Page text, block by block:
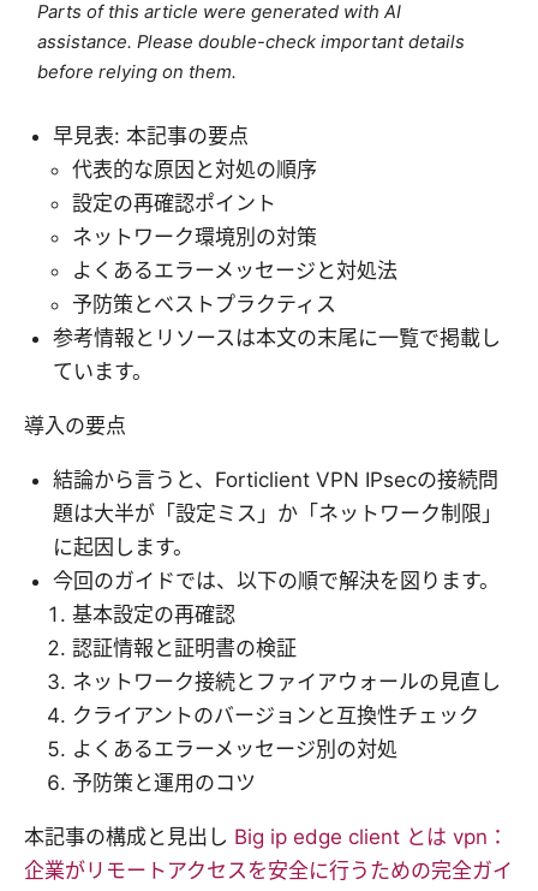
Parts of this article were generated with AI
assistance. Please double-check important details
before relying on them.
早見表: 本記事の要点
代表的な原因と対処の順序
設定の再確認ポイント
ネットワーク環境別の対策
よくあるエラーメッセージと対処法
予防策とベストプラクティス
参考情報とリソースは本文の末尾に一覧で掲載し
ています。
導入の要点
結論から言うと、Forticlient VPN IPsecの接続問
題は大半が「設定ミス」か「ネットワーク制限」
に起因します。
今回のガイドでは、以下の順で解決を図ります。
基本設定の再確認
認証情報と証明書の検証
ネットワーク接続とファイアウォールの見直し
クライアントのバージョンと互換性チェック
よくあるエラーメッセージ別の対処
予防策と運用のコツ
本記事の構成と見出し Big ip edge client とは vpn：
企業がリモートアクセスを安全に行うための完全ガイ